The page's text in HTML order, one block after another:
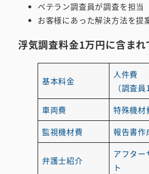
ベテラン調査員が調査を担当
お客様にあった解決方法を提
浮気調査料金1万円に含まれ
基本料金
人件費
（調査員
車両費
特殊機材
監視機材費
報告書作
弁護士紹介
アフター
ト